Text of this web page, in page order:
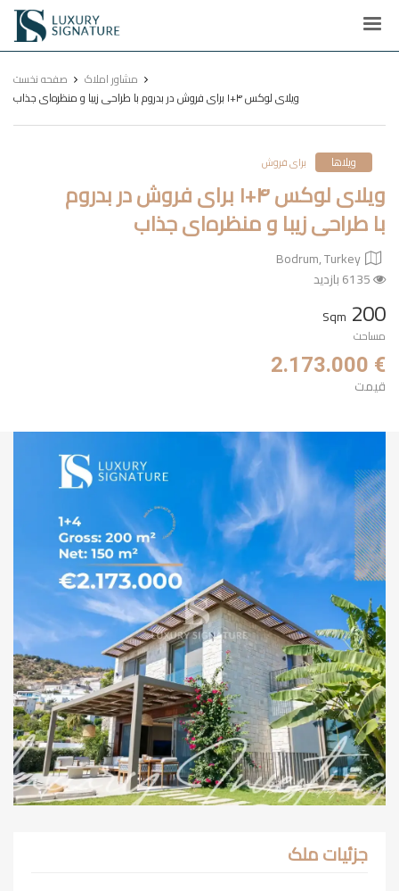
Luxury
Signature
صفحه نخست
مشاور املاک
ویلای لوکس ۴+۱ برای فروش در بدروم با طراحی زیبا و منظره‌ای جذاب
ویلاها برای فروش
ویلای لوکس ۴+۱ برای فروش در بدروم
با طراحی زیبا و منظره‌ای جذاب
Bodrum, Turkey
200
Sqm
مساحت
€ 2.173.000
قیمت
جزئیات ملک